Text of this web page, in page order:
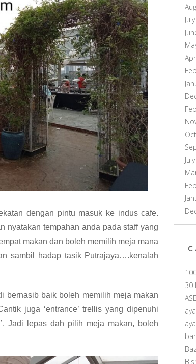
dengan pintu masuk ke indus cafe.
nyatakan tempahan anda pada staff yang
makan dan boleh memilih meja mana
sambil hadap tasik Putrajaya….kenalah
bernasib baik boleh memilih meja makan
juga ‘entrance’ trellis yang dipenuhi
Jadi lepas dah pilih meja makan, boleh
30